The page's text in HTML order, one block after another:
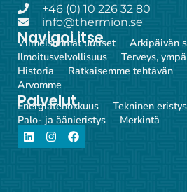
+46 (0) 10 226 32 80
info@thermion.se
Navigoi itse
Viimeisimmät uutiset Arkipäivän
Ilmoitusvelvollisuus
Terveys,
Historia
Ratkaisemme tehtävän
Arvomme
Palvelut
Energiatehokkuus Tekninen eristys
Palo- ja äänieristys
Merkintä